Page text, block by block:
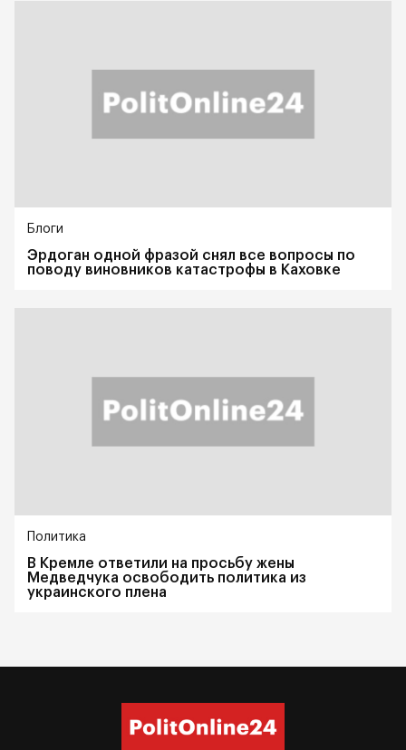
Блоги
Эрдоган одной фразой снял все вопросы по
поводу виновников катастрофы в Каховке
Политика
В Кремле ответили на просьбу жены
Медведчука освободить политика из
украинского плена